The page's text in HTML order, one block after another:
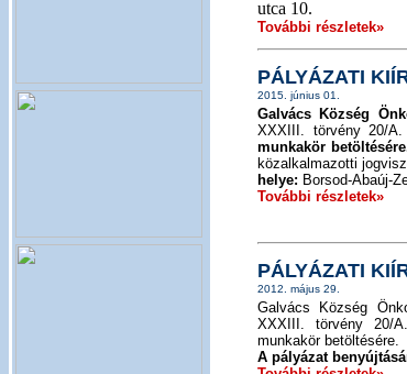
utca 10.
További részletek»
PÁLYÁZATI
2015. június 01.
Galvács Község
XXXIII. törvény 20/
munkakör
közalkalmazotti
helye: Borsod-Abaúj-
További részletek»
PÁLYÁZATI
2012. május 29.
Galvács Község
XXXIII. törvény 20/
munkakör betöltésére.
A pályázat